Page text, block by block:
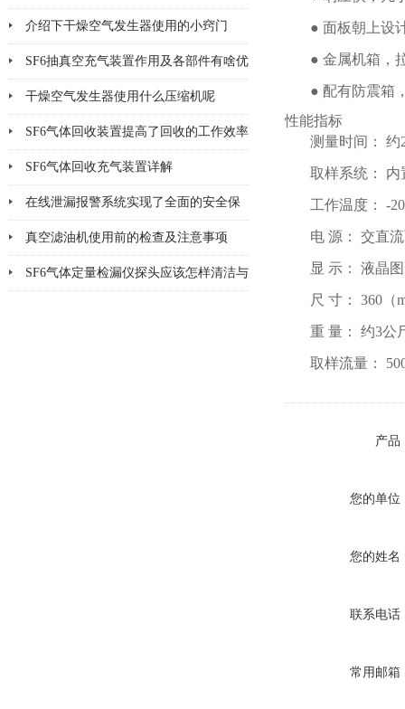
介绍下干燥空气发生器使用的小窍门
SF6抽真空充气装置作用及各部件有啥优
势
干燥空气发生器使用什么压缩机呢
SF6气体回收装置提高了回收的工作效率
SF6气体回收充气装置详解
在线泄漏报警系统实现了全面的安全保
障目的
真空滤油机使用前的检查及注意事项
SF6气体定量检漏仪探头应该怎样清洁与
● 面板朝上设
● 金属机箱，
● 配有防震箱
性能指标
测量时间： 约
取样系统：
工作温度： -
电 源： 交直
显 示： 液晶
尺 寸： 360（
重 量： 约3公
取样流量：
产品
您的单位
您的姓名
联系电话
常用邮箱